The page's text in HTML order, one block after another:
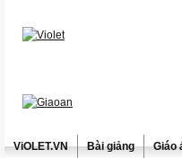
ViOLET.VN Bài giảng Giáo